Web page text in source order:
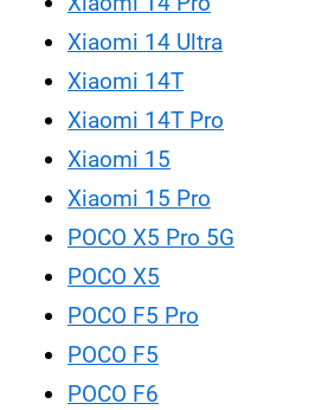
Xiaomi 14 Ultra
Xiaomi 14T
Xiaomi 14T Pro
Xiaomi 15
Xiaomi 15 Pro
POCO X5 Pro 5G
POCO X5
POCO F5 Pro
POCO F5
POCO F6